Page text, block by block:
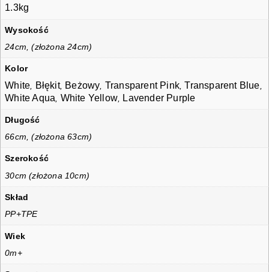
1.3kg
Wysokość
24cm, (złożona 24cm)
Kolor
White Błękit, Beżowy Transparent Pink ,Transparent Blue
White Aqua White Yellow Lavender Purple
Długość
66cm, (złożona 63cm)
Szerokość
30cm (złożona 10cm)
Skład
PP+TPE
Wiek
0m+